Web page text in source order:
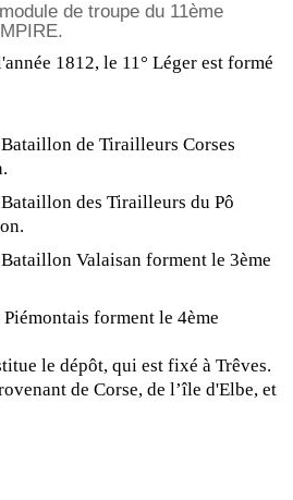
de troupe du 11ème
1812, le 11° Léger est formé
de Tirailleurs Corses
des Tirailleurs du Pô
Valaisan forment le 3ème
forment le 4ème
le dépôt, qui est fixé à Trêves.
de Corse, de l’île d'Elbe, et